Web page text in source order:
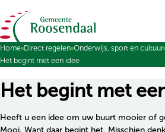
Ga naar de inhoud
Home Direct regelen Onderwijs, sport en cultuur
Het begint met een idee
Het begint met
Heeft u een idee om uw buurt mooier of
Mooi. Want daar begint het. Misschien